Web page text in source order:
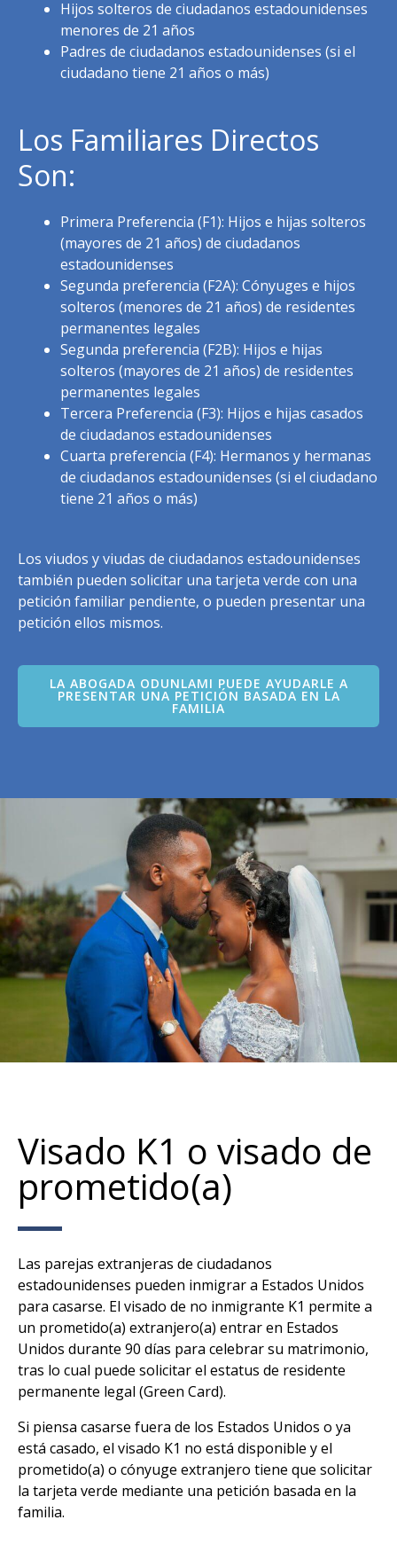
Hijos solteros de ciudadanos estadounidenses
menores de 21 años
Padres de ciudadanos estadounidenses (si el
ciudadano tiene 21 años o más)
Los Familiares Directos
Son:
Primera Preferencia (F1): Hijos e hijas solteros
(mayores de 21 años) de ciudadanos
estadounidenses
Segunda preferencia (F2A): Cónyuges e hijos
solteros (menores de 21 años) de residentes
permanentes legales
Segunda preferencia (F2B): Hijos e hijas
solteros (mayores de 21 años) de residentes
permanentes legales
Tercera Preferencia (F3): Hijos e hijas casados
de ciudadanos estadounidenses
Cuarta preferencia (F4): Hermanos y hermanas
de ciudadanos estadounidenses (si el ciudadano
tiene 21 años o más)
Los viudos y viudas de ciudadanos estadounidenses
también pueden solicitar una tarjeta verde con una
petición familiar pendiente, o pueden presentar una
petición ellos mismos.
LA ABOGADA ODUNLAMI PUEDE AYUDARLE A
PRESENTAR UNA PETICIÓN BASADA EN LA
FAMILIA
Visado K1 o visado de
prometido(a)
Las parejas extranjeras de ciudadanos
estadounidenses pueden inmigrar a Estados Unidos
para casarse. El visado de no inmigrante K1 permite a
un prometido(a) extranjero(a) entrar en Estados
Unidos durante 90 días para celebrar su matrimonio,
tras lo cual puede solicitar el estatus de residente
permanente legal (Green Card).
Si piensa casarse fuera de los Estados Unidos o ya
está casado, el visado K1 no está disponible y el
prometido(a) o cónyuge extranjero tiene que solicitar
la tarjeta verde mediante una petición basada en la
familia.